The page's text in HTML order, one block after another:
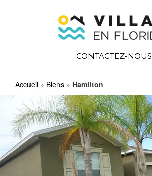
CONTACTEZ-NOUS
Accueil » Biens » Hamilton